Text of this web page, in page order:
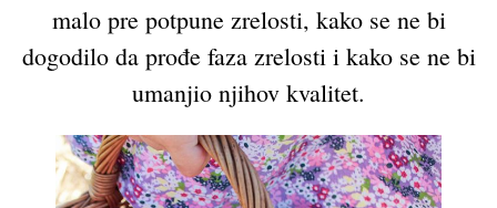
malo pre potpune zrelosti, kako se ne bi
dogodilo da prođe faza zrelosti i kako se ne bi
umanjio njihov kvalitet.